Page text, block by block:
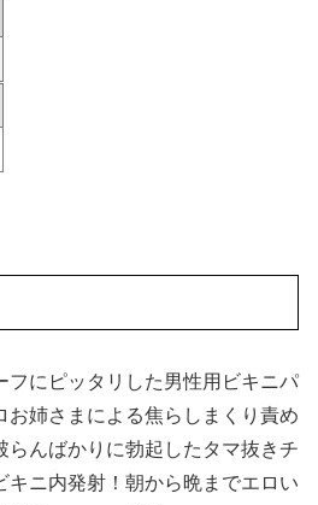
なるｗｗｗ
、出来ない
ンで動画撮影したらこうなるｗｗｗ
た重々しいハメ撮り画像
この水着が初めての撮影のようですがマン筋がヤバいですねｗｗｗ
フにピッタリした男性用ビキニパ
お姉さまによる焦らしまくり責め
らんばかりに勃起したタマ抜きチ
キニ内発射！朝から晩までエロい